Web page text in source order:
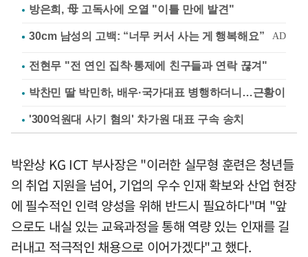
방은희, 母 고독사에 오열 "이틀 만에 발견"
전현무 "전 연인 집착·통제에 친구들과 연락 끊겨"
박찬민 딸 박민하, 배우·국가대표 병행하더니…근황이
'300억원대 사기 혐의' 차가원 대표 구속 송치
박완상 KG ICT 부사장은 "이러한 실무형 훈련은 청년들
의 취업 지원을 넘어, 기업의 우수 인재 확보와 산업 현장
에 필수적인 인력 양성을 위해 반드시 필요하다"며 "앞
으로도 내실 있는 교육과정을 통해 역량 있는 인재를 길
러내고 적극적인 채용으로 이어가겠다"고 했다.